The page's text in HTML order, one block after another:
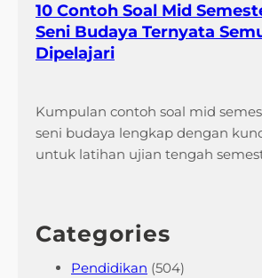
10 Contoh Soal Mid
Seni Budaya Ternyata
Dipelajari
Kumpulan contoh soal mid
seni budaya lengkap dengan
untuk latihan ujian tengah
Categories
Pendidikan (504)